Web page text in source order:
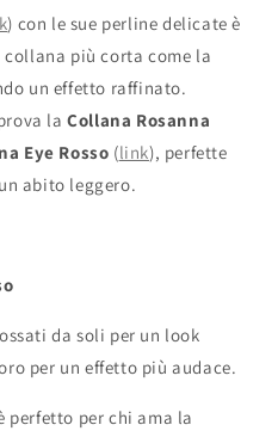
) con le sue perline delicate è
più corta come la
un effetto raffinato.
laCollana Rosanna
Eye Rosso (link), perfette
abito leggero.
da soli per un look
per un effetto più audace.
perfetto per chi ama la